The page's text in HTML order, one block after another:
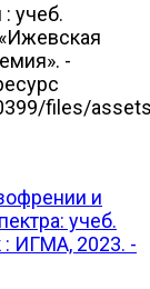
учеб.
-
files/
и
учеб.
ИГМА, 2023. -